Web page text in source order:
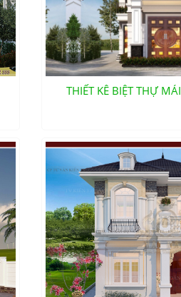
THIẾT KÊ BIỆT THỰ